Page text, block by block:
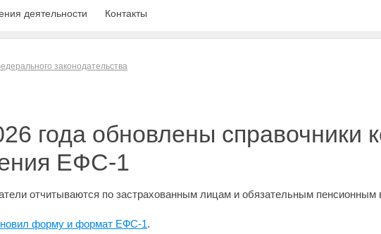
деятельности Контакты
законодательства
года обновлены справочники
ЕФС-1
отчитываются по застрахованным лицам и обязательным пенсионным
форму и формат ЕФС-1.